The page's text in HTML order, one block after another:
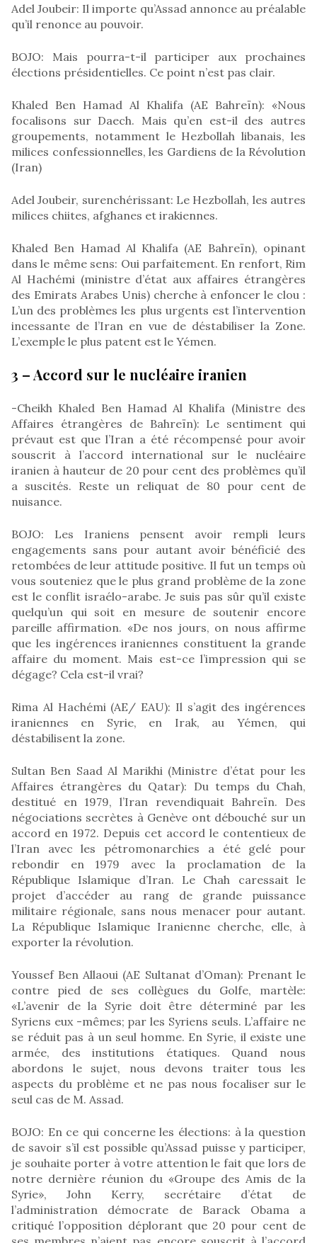
Adel Joubeir: Il importe qu’Assad annonce au préalable
qu’il renonce au pouvoir.
BOJO: Mais pourra-t-il participer aux prochaines
élections présidentielles. Ce point n’est pas clair.
Khaled Ben Hamad Al Khalifa (AE Bahreïn): «Nous
focalisons sur Daech. Mais qu’en est-il des autres
groupements, notamment le Hezbollah libanais, les
milices confessionnelles, les Gardiens de la Révolution
(Iran)
Adel Joubeir, surenchérissant: Le Hezbollah, les autres
milices chiites, afghanes et irakiennes.
Khaled Ben Hamad Al Khalifa (AE Bahreïn), opinant
dans le même sens: Oui parfaitement. En renfort, Rim
Al Hachémi (ministre d’état aux affaires étrangères
des Emirats Arabes Unis) cherche à enfoncer le clou :
L’un des problèmes les plus urgents est l’intervention
incessante de l’Iran en vue de déstabiliser la Zone.
L’exemple le plus patent est le Yémen.
3 – Accord sur le nucléaire iranien
-Cheikh Khaled Ben Hamad Al Khalifa (Ministre des
Affaires étrangères de Bahreïn): Le sentiment qui
prévaut est que l’Iran a été récompensé pour avoir
souscrit à l’accord international sur le nucléaire
iranien à hauteur de 20 pour cent des problèmes qu’il
a suscités. Reste un reliquat de 80 pour cent de
nuisance.
BOJO: Les Iraniens pensent avoir rempli leurs
engagements sans pour autant avoir bénéficié des
retombées de leur attitude positive. Il fut un temps où
vous souteniez que le plus grand problème de la zone
est le conflit israélo-arabe. Je suis pas sûr qu’il existe
quelqu’un qui soit en mesure de soutenir encore
pareille affirmation. «De nos jours, on nous affirme
que les ingérences iraniennes constituent la grande
affaire du moment. Mais est-ce l’impression qui se
dégage? Cela est-il vrai?
Rima Al Hachémi (AE/ EAU): Il s’agit des ingérences
iraniennes en Syrie, en Irak, au Yémen, qui
déstabilisent la zone.
Sultan Ben Saad Al Marikhi (Ministre d’état pour les
Affaires étrangères du Qatar): Du temps du Chah,
destitué en 1979, l’Iran revendiquait Bahreïn. Des
négociations secrètes à Genève ont débouché sur un
accord en 1972. Depuis cet accord le contentieux de
l’Iran avec les pétromonarchies a été gelé pour
rebondir en 1979 avec la proclamation de la
République Islamique d’Iran. Le Chah caressait le
projet d’accéder au rang de grande puissance
militaire régionale, sans nous menacer pour autant.
La République Islamique Iranienne cherche, elle, à
exporter la révolution.
Youssef Ben Allaoui (AE Sultanat d’Oman): Prenant le
contre pied de ses collègues du Golfe, martèle:
«L’avenir de la Syrie doit être déterminé par les
Syriens eux -mêmes; par les Syriens seuls. L’affaire ne
se réduit pas à un seul homme. En Syrie, il existe une
armée, des institutions étatiques. Quand nous
abordons le sujet, nous devons traiter tous les
aspects du problème et ne pas nous focaliser sur le
seul cas de M. Assad.
BOJO: En ce qui concerne les élections: à la question
de savoir s’il est possible qu’Assad puisse y participer,
je souhaite porter à votre attention le fait que lors de
notre dernière réunion du «Groupe des Amis de la
Syrie», John Kerry, secrétaire d’état de
l’administration démocrate de Barack Obama a
critiqué l’opposition déplorant que 20 pour cent de